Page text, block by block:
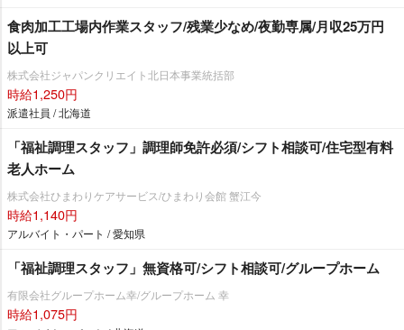
食肉加工工場内作業スタッフ/残業少なめ/夜勤専属/月収25万円
以上可
株式会社ジャパンクリエイト北日本事業統括部
時給1,250円
派遣社員 / 北海道
「福祉調理スタッフ」調理師免許必須/シフト相談可/住宅型有料
老人ホーム
株式会社ひまわりケアサービス/ひまわり会館 蟹江今
時給1,140円
アルバイト・パート / 愛知県
「福祉調理スタッフ」無資格可/シフト相談可/グループホーム
有限会社グループホーム幸/グループホーム 幸
時給1,075円